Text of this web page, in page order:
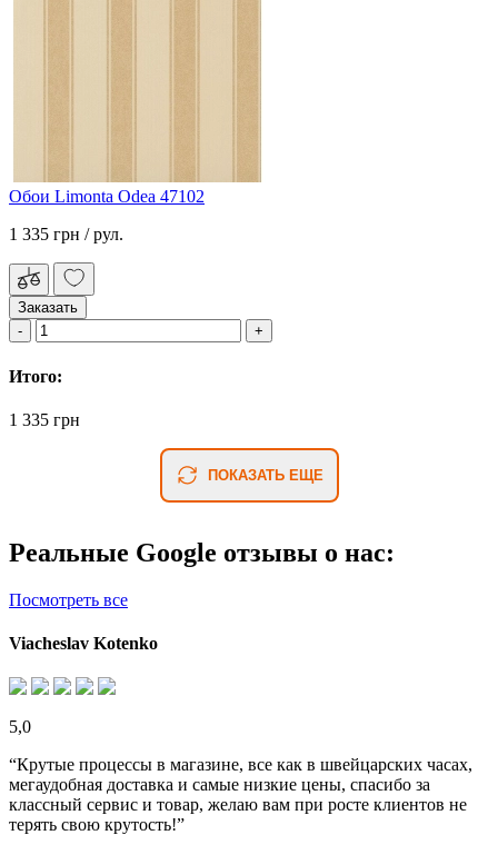
Обои Limonta Odea 47102
1 335 грн / рул.
Заказать
Итого:
1 335 грн
ПОКАЗАТЬ ЕЩЕ
Реальные Google отзывы о нас:
Посмотреть все
Viacheslav Kotenko
5,0
“Крутые процессы в магазине, все как в швейцарских часах,
мегаудобная доставка и самые низкие цены, спасибо за
классный сервис и товар, желаю вам при росте клиентов не
терять свою крутость!”